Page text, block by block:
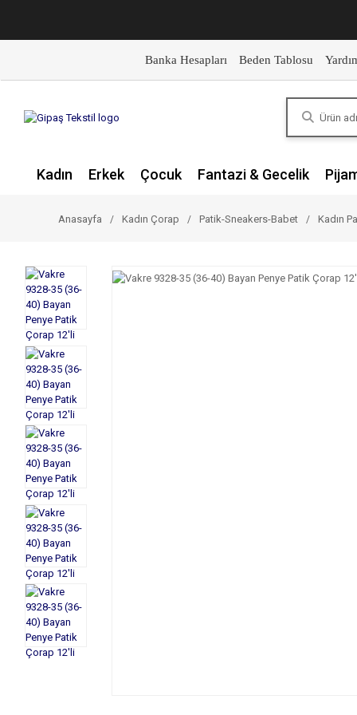
Banka Hesapları Beden Tablosu
Kadın Erkek Çocuk Fantazi & Gecelik
Anasayfa Kadın Çorap Patik-Sneakers-Babet Kadın